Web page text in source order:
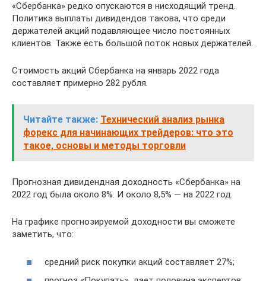
«Сбербанка» редко опускаются в нисходящий тренд.
Политика выплаты дивидендов такова, что среди
держателей акций подавляющее число постоянных
клиентов. Также есть большой поток новых держателей.
Стоимость акций Сбербанка на январь 2022 года
составляет примерно 282 рубля.
Читайте также: Технический анализ рынка
форекс для начинающих трейдеров: что это
такое, основы и методы торговли
Прогнозная дивидендная доходность «Сбербанка» на
2022 год была около 8%. И около 8,5% — на 2022 год.
На графике прогнозируемой доходности вы сможете
заметить, что:
средний риск покупки акций составляет 27%;